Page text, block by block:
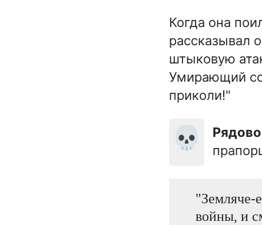
Когда она
рассказывал
штыковую
Умирающий
приколи!"
💀
"Земляче-
войны, и